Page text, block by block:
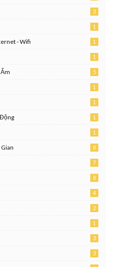
3
1
- Wifi 1
1
5
1
1
1
1
8
7
8
4
2
1
3
3